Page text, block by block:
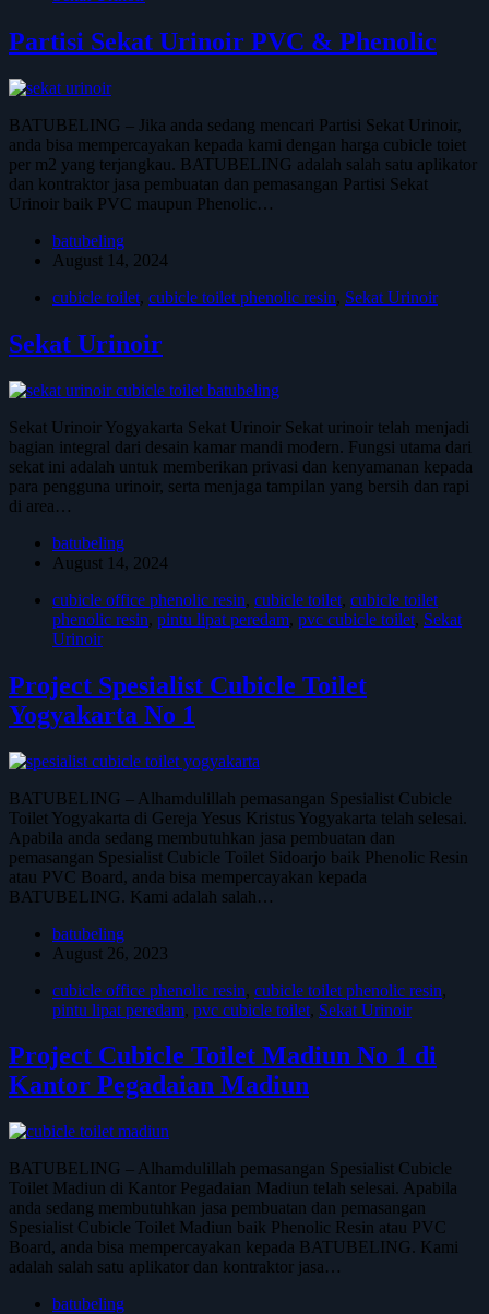
Partisi Sekat Urinoir PVC & Phenolic
BATUBELING – Jika anda sedang mencari Partisi Sekat Urinoir,
anda bisa mempercayakan kepada kami dengan harga cubicle toiet
per m2 yang terjangkau. BATUBELING adalah salah satu aplikator
dan kontraktor jasa pembuatan dan pemasangan Partisi Sekat
Urinoir baik PVC maupun Phenolic…
batubeling
August 14, 2024
cubicle toilet, cubicle toilet phenolic resin, Sekat Urinoir
Sekat Urinoir
Sekat Urinoir Yogyakarta Sekat Urinoir Sekat urinoir telah menjadi
bagian integral dari desain kamar mandi modern. Fungsi utama dari
sekat ini adalah untuk memberikan privasi dan kenyamanan kepada
para pengguna urinoir, serta menjaga tampilan yang bersih dan rapi
di area…
batubeling
August 14, 2024
cubicle office phenolic resin, cubicle toilet, cubicle toilet
phenolic resin, pintu lipat peredam, pvc cubicle toilet, Sekat
Urinoir
Project Spesialist Cubicle Toilet
Yogyakarta No 1
BATUBELING – Alhamdulillah pemasangan Spesialist Cubicle
Toilet Yogyakarta di Gereja Yesus Kristus Yogyakarta telah selesai.
Apabila anda sedang membutuhkan jasa pembuatan dan
pemasangan Spesialist Cubicle Toilet Sidoarjo baik Phenolic Resin
atau PVC Board, anda bisa mempercayakan kepada
BATUBELING. Kami adalah salah…
batubeling
August 26, 2023
cubicle office phenolic resin, cubicle toilet phenolic resin,
pintu lipat peredam, pvc cubicle toilet, Sekat Urinoir
Project Cubicle Toilet Madiun No 1 di
Kantor Pegadaian Madiun
BATUBELING – Alhamdulillah pemasangan Spesialist Cubicle
Toilet Madiun di Kantor Pegadaian Madiun telah selesai. Apabila
anda sedang membutuhkan jasa pembuatan dan pemasangan
Spesialist Cubicle Toilet Madiun baik Phenolic Resin atau PVC
Board, anda bisa mempercayakan kepada BATUBELING. Kami
adalah salah satu aplikator dan kontraktor jasa…
batubeling